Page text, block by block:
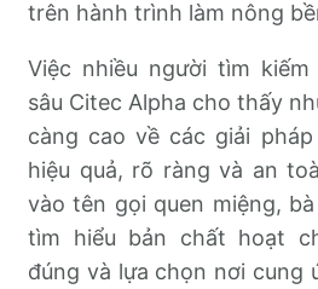
trên hành trình làm nông
Việc nhiều người tìm
sâu Citec Alpha cho thấy
càng cao về các giải
hiệu quả, rõ ràng và an
vào tên gọi quen miệng,
tìm hiểu bản chất hoạt
đúng và lựa chọn nơi cung